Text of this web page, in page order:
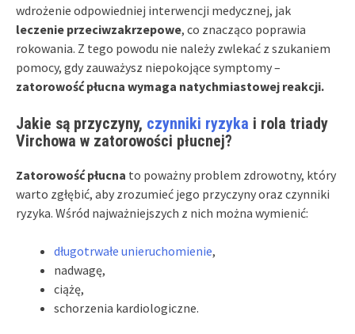
wdrożenie odpowiedniej interwencji medycznej, jak
leczenie przeciwzakrzepowe, co znacząco poprawia
rokowania. Z tego powodu nie należy zwlekać z szukaniem
pomocy, gdy zauważysz niepokojące symptomy –
zatorowość płucna wymaga natychmiastowej reakcji.
Jakie są przyczyny, czynniki ryzyka i rola triady
Virchowa w zatorowości płucnej?
Zatorowość płucna to poważny problem zdrowotny, który
warto zgłębić, aby zrozumieć jego przyczyny oraz czynniki
ryzyka. Wśród najważniejszych z nich można wymienić:
długotrwałe unieruchomienie,
nadwagę,
ciążę,
schorzenia kardiologiczne.